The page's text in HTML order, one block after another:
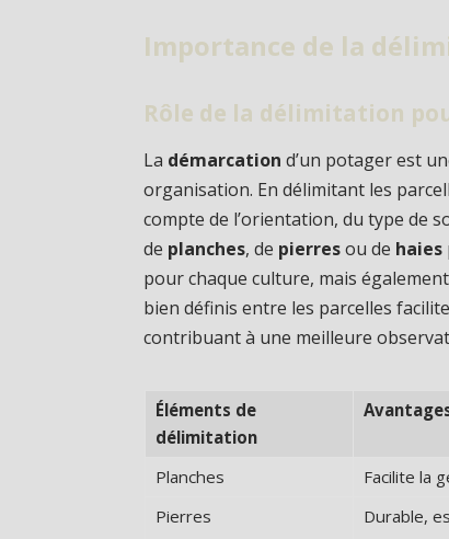
Importance de la
Rôle de la délimitation
La démarcation d’un potager est
organisation. En délimitant les
compte de l’orientation, du type de
de planches, de pierresou de haies
pour chaque culture, mais
bien définis entre les parcelles
contribuant à une meilleure
Éléments de
délimitation
Planches Facilite la
Pierres
Durable,